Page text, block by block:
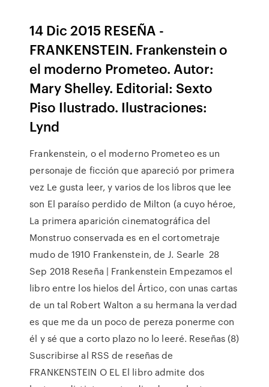
14 Dic 2015 RESEÑA -
FRANKENSTEIN. Frankenstein o
el moderno Prometeo. Autor:
Mary Shelley. Editorial: Sexto
Piso Ilustrado. Ilustraciones:
Lynd
Frankenstein, o el moderno Prometeo es un
personaje de ficción que apareció por primera
vez Le gusta leer, y varios de los libros que lee
son El paraíso perdido de Milton (a cuyo héroe,
La primera aparición cinematográfica del
Monstruo conservada es en el cortometraje
mudo de 1910 Frankenstein, de J. Searle 28
Sep 2018 Reseña | Frankenstein Empezamos el
libro entre los hielos del Ártico, con unas cartas
de un tal Robert Walton a su hermana la verdad
es que me da un poco de pereza ponerme con
él y sé que a corto plazo no lo leeré. Reseñas (8)
Suscribirse al RSS de reseñas de
FRANKENSTEIN O EL El libro admite dos